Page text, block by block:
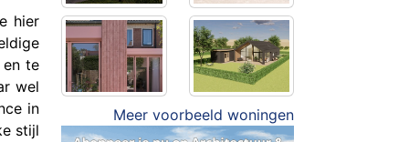
hier
te
wel
in
stijl
Meer voorbeeld woningen